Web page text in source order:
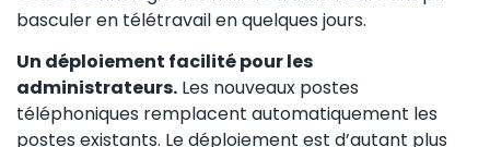
basculer en télétravail en quelques jours.
Un déploiement facilité pour les
administrateurs. Les nouveaux postes
téléphoniques remplacent automatiquement les
postes existants. Le déploiement est d’autant plus